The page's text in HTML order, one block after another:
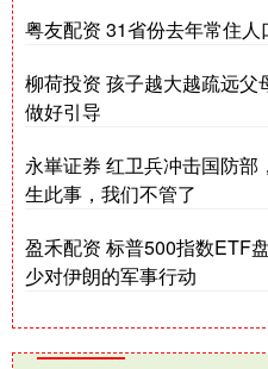
粤友配资 31省份去年常住人
柳荷投资 孩子越大越疏远
做好引导
永崋证券 红卫兵冲击国防
生此事，我们不管了
盈禾配资 标普500指数ETF
少对伊朗的军事行动